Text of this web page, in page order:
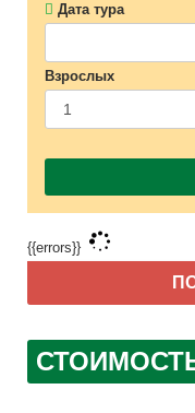
Дата тура
Взрослых
{{errors}}